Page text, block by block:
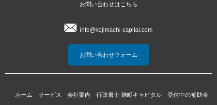
お問い合わせはこちら
info@kojimachi-capital.com
お問い合わせフォーム
ホーム サービス 会社案内 行政書士 麹町キャピタル 受付中の補助金